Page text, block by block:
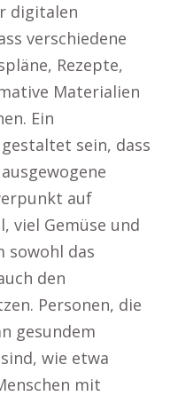
digitalen
verschiedene
Rezepte,
Materialien
Ein
sein, dass
auf
viel Gemüse und
sowohl das
den
Personen, die
gesundem
wie etwa
mit